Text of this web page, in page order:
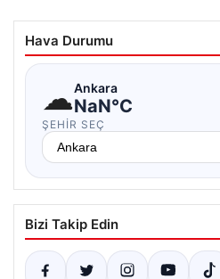
Hava Durumu
☁Ankara
NaN°C
ŞEHIR SEÇ
Bizi Takip Edin